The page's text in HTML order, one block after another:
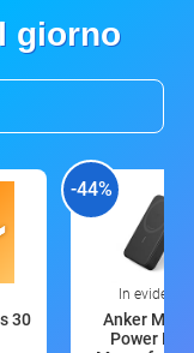
giorno
30
-44%
In evidenza
Anker
Power